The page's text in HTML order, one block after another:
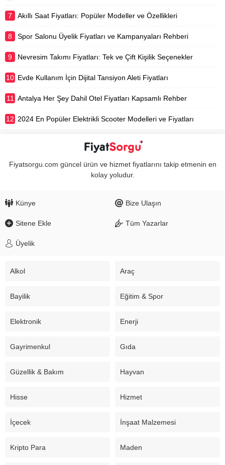
7 Akıllı Saat Fiyatları: Popüler Modeller ve Özellikleri
8 Spor Salonu Üyelik Fiyatları ve Kampanyaları Rehberi
9 Nevresim Takımı Fiyatları: Tek ve Çift Kişilik Seçenekler
10 Evde Kullanım İçin Dijital Tansiyon Aleti Fiyatları
11 Antalya Her Şey Dahil Otel Fiyatları Kapsamlı Rehber
12 2024 En Popüler Elektrikli Scooter Modelleri ve Fiyatları
Fiyatsorgu.com güncel ürün ve hizmet fiyatlarını takip etmenin en
kolay yoludur.
Künye Bize Ulaşın
Sitene Ekle Tüm Yazarlar
Üyelik
Alkol Araç
Bayilik Eğitim & Spor
Elektronik Enerji
Gayrimenkul Gıda
Güzellik & Bakım Hayvan
Hisse Hizmet
İçecek İnşaat Malzemesi
Kripto Para Maden